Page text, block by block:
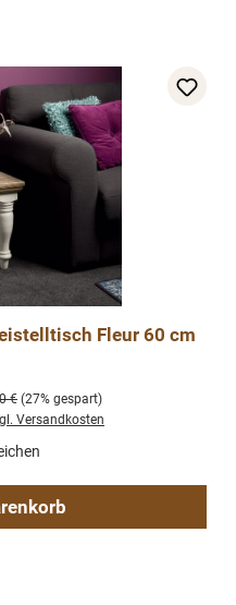
Fleur 60 cm
Preis:
€ (27% gespart)
Versandkosten